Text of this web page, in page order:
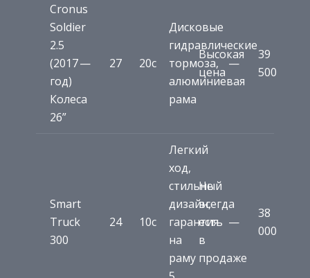
Cronus
Soldier
2.5
(2017
год)
Колеса
26”
— 27 20c
Дисковые
гидравлические
тормоза,
алюминиевая
рама
Высокая
цена
—
39
500
Smart
Truck
300
24 10c
Легкий
ход,
стильный
дизайн,
гарантия
на
раму
Не
всегда
есть
в
продаже
—
38
000